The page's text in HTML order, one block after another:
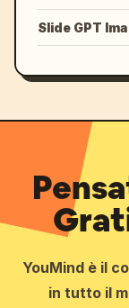
Slide GPT
YouMind è il
in tutto il